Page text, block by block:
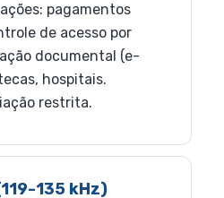
pagamentos
de acesso por
documental (e-
hospitais.
restrita.
135 kHz)